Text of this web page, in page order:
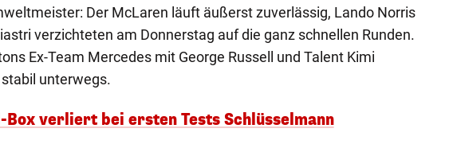
Der McLaren läuft äußerst zuverlässig, Lando Norris
verzichteten am Donnerstag auf die ganz schnellen Runden.
Ex-Team Mercedes mit George Russell und Talent Kimi
unterwegs.
Box verliert bei ersten Tests Schlüsselmann